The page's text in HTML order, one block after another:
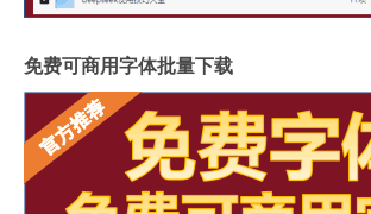
免费可商用字体批量下载